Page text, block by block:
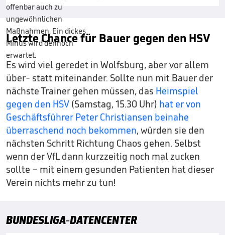
Letzte Chance für Bauer gegen den HSV
Es wird viel geredet in Wolfsburg, aber vor allem
über- statt miteinander. Sollte nun mit Bauer der
nächste Trainer gehen müssen, das Heimspiel
gegen den HSV (Samstag, 15.30 Uhr) hat er von
Geschäftsführer Peter Christiansen beinahe
überraschend noch bekommen, würden sie den
nächsten Schritt Richtung Chaos gehen. Selbst
wenn der VfL dann kurzzeitig noch mal zucken
sollte – mit einem gesunden Patienten hat dieser
Verein nichts mehr zu tun!
BUNDESLIGA-DATENCENTER